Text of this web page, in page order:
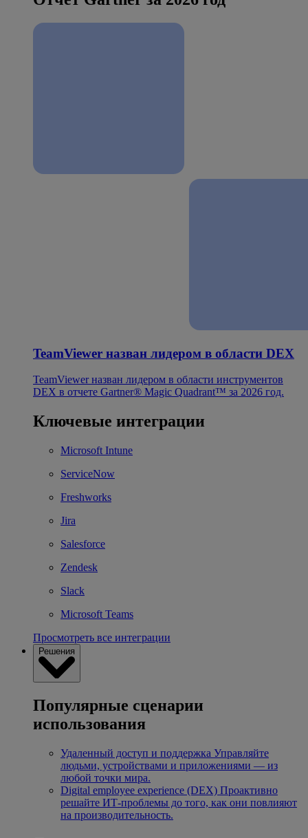
TeamViewer назван лидером в области DEX
TeamViewer назван лидером в области инструментов
DEX в отчете Gartner® Magic Quadrant™ за 2026 год.
Ключевые интеграции
Microsoft Intune
ServiceNow
Freshworks
Jira
Salesforce
Zendesk
Slack
Microsoft Teams
Просмотреть все интеграции
Решения
Популярные сценарии
использования
Удаленный доступ и поддержка Управляйте
людьми, устройствами и приложениями — из
любой точки мира.
Digital employee experience (DEX) Проактивно
решайте ИТ-проблемы до того, как они повлияют
на производительность.